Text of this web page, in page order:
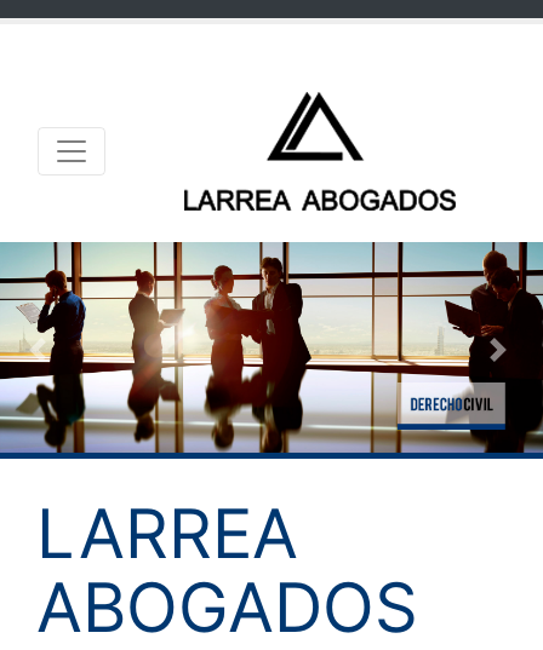
Previous Next
LARREA
ABOGADOS